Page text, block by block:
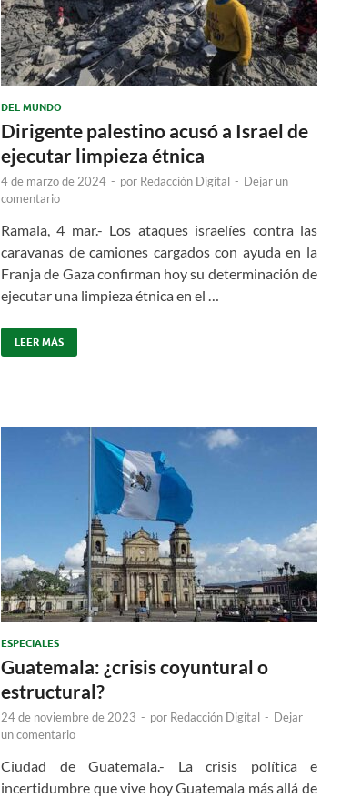
DEL MUNDO
Dirigente palestino acusó a Israel de
ejecutar limpieza étnica
4 de marzo de 2024 - por Redacción Digital - Dejar un
comentario
Ramala, 4 mar.- Los ataques israelíes contra las
caravanas de camiones cargados con ayuda en la
Franja de Gaza confirman hoy su determinación de
ejecutar una limpieza étnica en el …
LEER MÁS
ESPECIALES
Guatemala: ¿crisis coyuntural o
estructural?
24 de noviembre de 2023 - por Redacción Digital - Dejar
un comentario
Ciudad de Guatemala.- La crisis política e
incertidumbre que vive hoy Guatemala más allá de